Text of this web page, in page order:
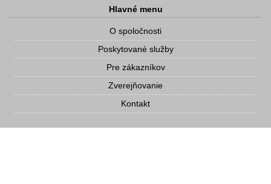
Hlavné menu
O spoločnosti
Poskytované služby
Pre zákazníkov
Zverejňovanie
Kontakt